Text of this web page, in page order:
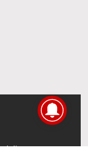
directamente en